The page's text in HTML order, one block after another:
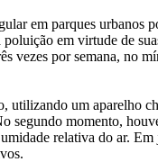
em parques urbanos
em virtude de
vezes por semana, no
utilizando um aparelho
segundo momento,
relativa do ar.